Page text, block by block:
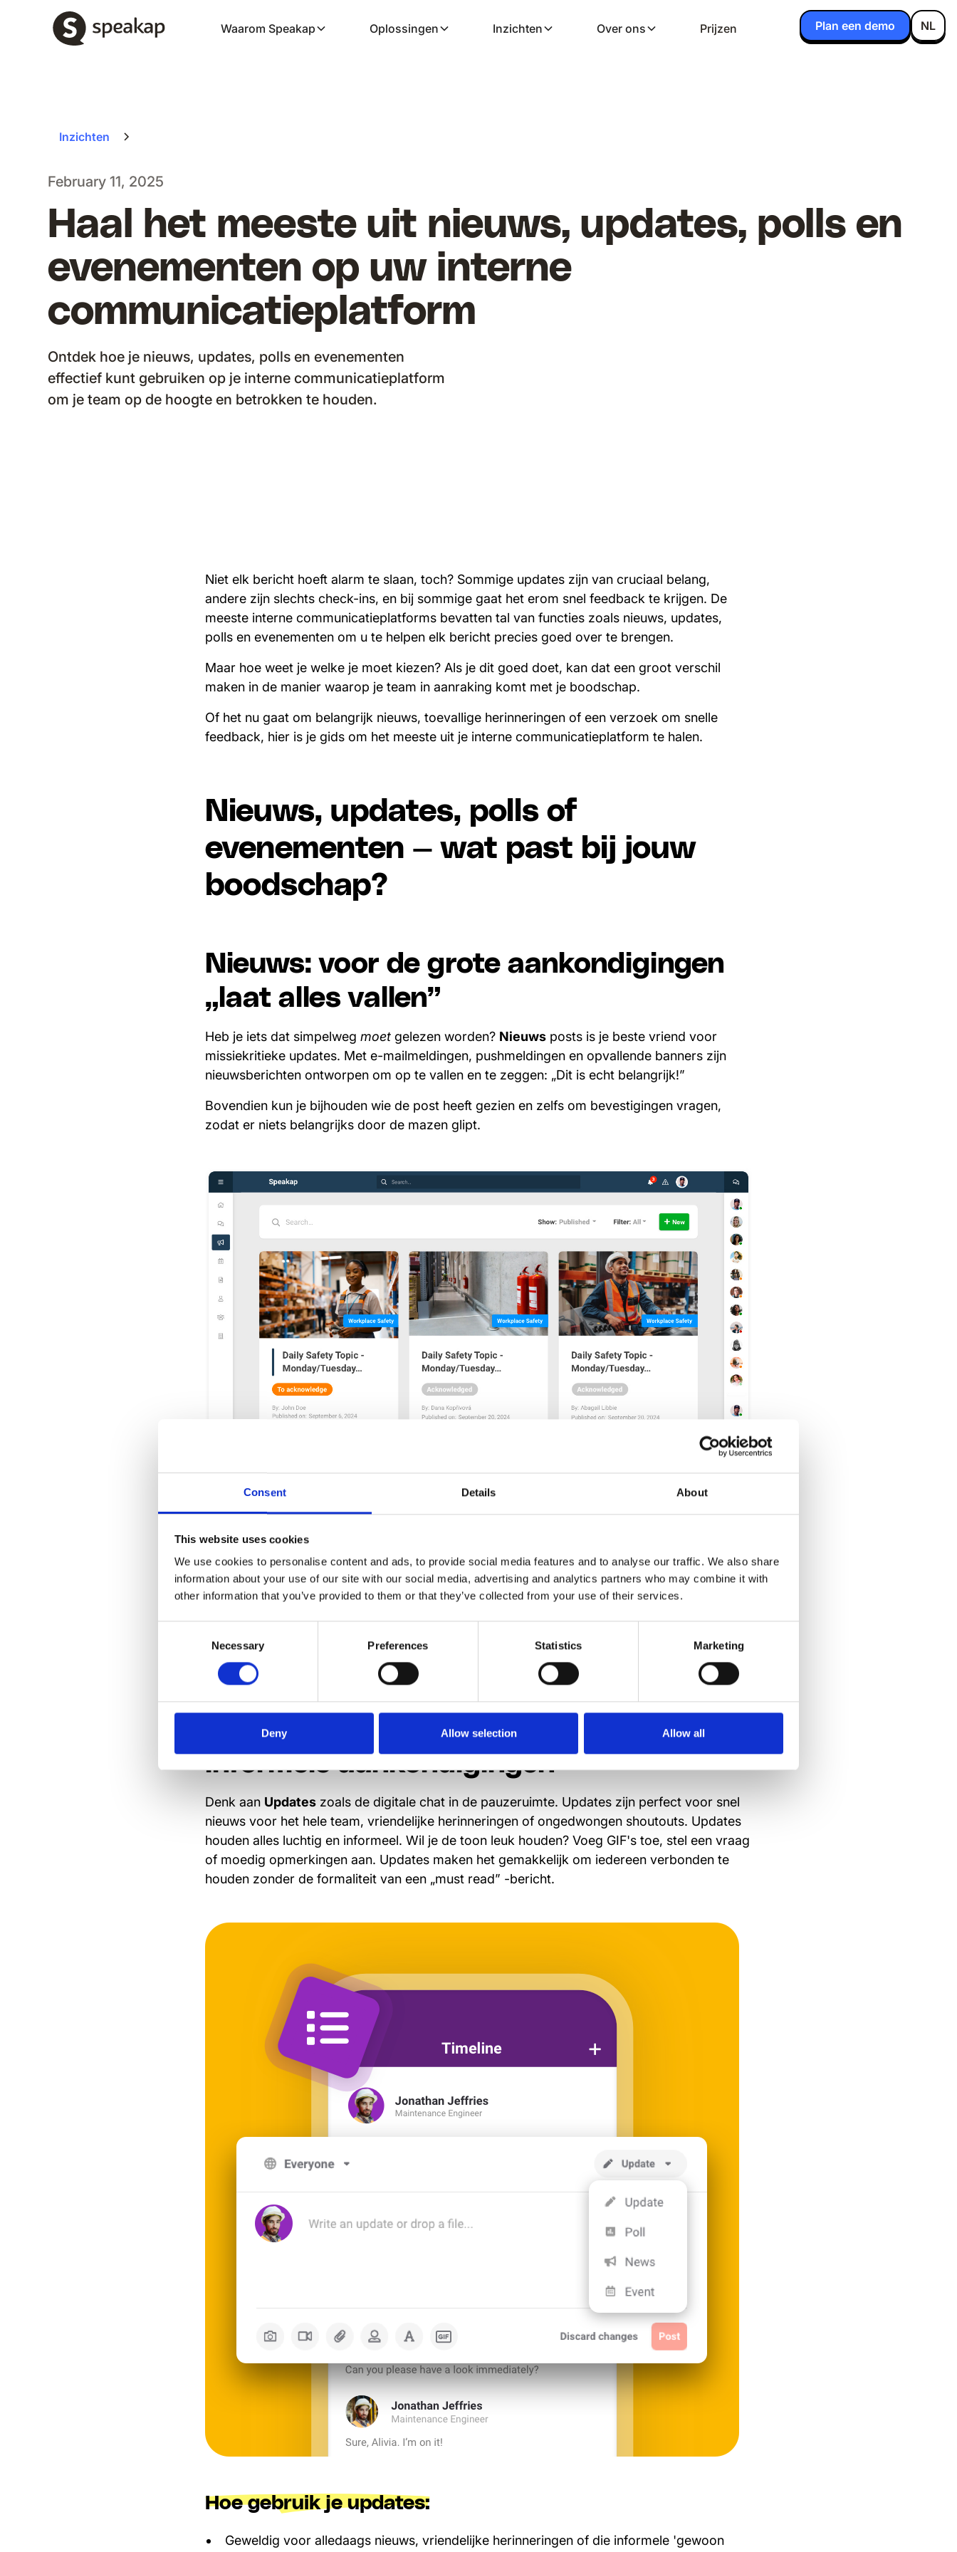
Consent Details About
This website uses cookies
We use cookies to personalise content and ads, to provide social media features and to analyse our traffic. We also share
information about your use of our site with our social media, advertising and analytics partners who may combine it with
other information that you’ve provided to them or that they’ve collected from your use of their services.
Necessary Preferences Statistics Marketing
Deny Allow selection Allow all
Waarom Speakap Oplossingen Inzichten Over ons Prijzen Plan een demo NL
Inzichten
February 11, 2025
Haal het meeste uit nieuws, updates, polls en
evenementen op uw interne
communicatieplatform
Ontdek hoe je nieuws, updates, polls en evenementen
effectief kunt gebruiken op je interne communicatieplatform
om je team op de hoogte en betrokken te houden.
Niet elk bericht hoeft alarm te slaan, toch? Sommige updates zijn van cruciaal belang,
andere zijn slechts check-ins, en bij sommige gaat het erom snel feedback te krijgen. De
meeste interne communicatieplatforms bevatten tal van functies zoals nieuws, updates,
polls en evenementen om u te helpen elk bericht precies goed over te brengen.
Maar hoe weet je welke je moet kiezen? Als je dit goed doet, kan dat een groot verschil
maken in de manier waarop je team in aanraking komt met je boodschap.
Of het nu gaat om belangrijk nieuws, toevallige herinneringen of een verzoek om snelle
feedback, hier is je gids om het meeste uit je interne communicatieplatform te halen.
Nieuws, updates, polls of
evenementen — wat past bij jouw
boodschap?
Nieuws: voor de grote aankondigingen
„laat alles vallen”
Heb je iets dat simpelweg moet gelezen worden? Nieuws posts is je beste vriend voor
missiekritieke updates. Met e-mailmeldingen, pushmeldingen en opvallende banners zijn
nieuwsberichten ontworpen om op te vallen en te zeggen: „Dit is echt belangrijk!”
Bovendien kun je bijhouden wie de post heeft gezien en zelfs om bevestigingen vragen,
zodat er niets belangrijks door de mazen glipt.
Hoe gebruik je nieuws:
Belangrijke aankondigingen, beleidsupdates of alles wat je team moet weten.
Stuur pushmeldingen en e-mails voor maximale zichtbaarheid.
Volg de betrokkenheid op en vraag om leesbevestigingen om er zeker van te zijn dat
deze is ontvangen.
Updates: ideaal voor alledaagse,
informele aankondigingen
Denk aan Updates zoals de digitale chat in de pauzeruimte. Updates zijn perfect voor snel
nieuws voor het hele team, vriendelijke herinneringen of ongedwongen shoutouts. Updates
houden alles luchtig en informeel. Wil je de toon leuk houden? Voeg GIF's toe, stel een vraag
of moedig opmerkingen aan. Updates maken het gemakkelijk om iedereen verbonden te
houden zonder de formaliteit van een „must read” -bericht.
Hoe gebruik je updates:
Geweldig voor alledaags nieuws, vriendelijke herinneringen of die informele 'gewoon